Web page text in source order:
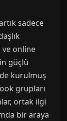
sadece
ve online
güçlü
kurulmuş
grupları
ortak ilgi
bir araya